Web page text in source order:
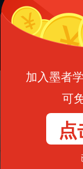
消耗墨币 :
解题
加入墨者
可